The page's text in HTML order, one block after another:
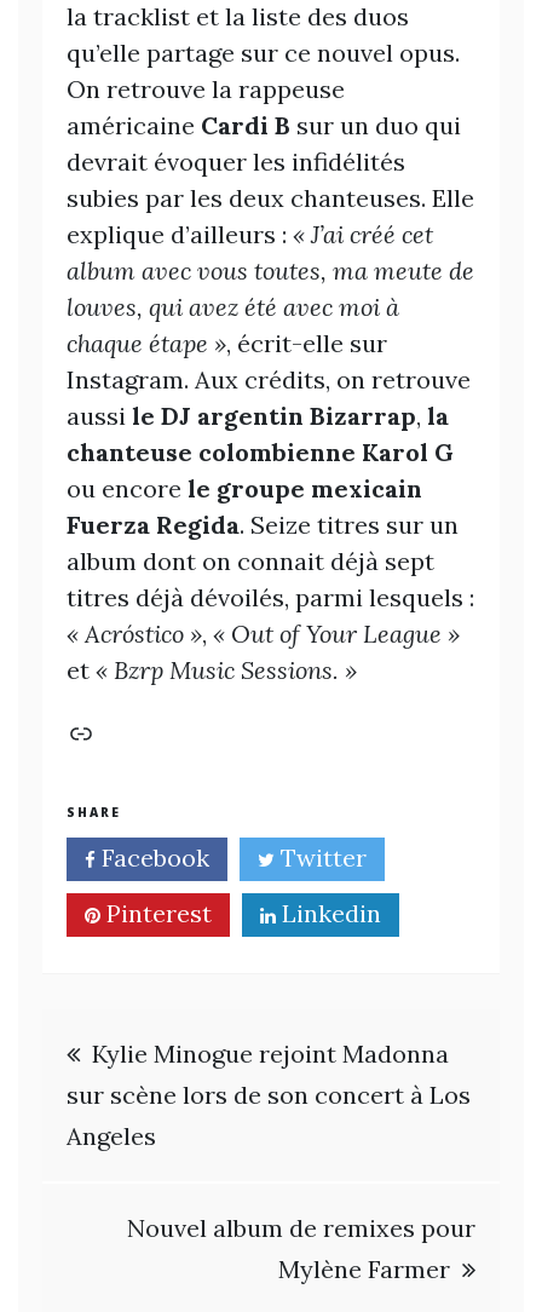
la tracklist et la liste des duos
qu’elle partage sur ce nouvel opus.
On retrouve la rappeuse
américaine Cardi B sur un duo qui
devrait évoquer les infidélités
subies par les deux chanteuses. Elle
explique d’ailleurs : « J’ai créé cet
album avec vous toutes, ma meute de
louves, qui avez été avec moi à
chaque étape », écrit-elle sur
Instagram. Aux crédits, on retrouve
aussi le DJ argentin Bizarrap, la
chanteuse colombienne Karol G
ou encore le groupe mexicain
Fuerza Regida. Seize titres sur un
album dont on connait déjà sept
titres déjà dévoilés, parmi lesquels :
« Acróstico », « Out of Your League »
et « Bzrp Music Sessions. »
Lien
SHARE
Facebook
Twitter
Pinterest
Linkedin
Navigation
de
Kylie Minogue rejoint Madonna
sur scène lors de son concert à Los
Angeles
Nouvel album de remixes pour
Mylène Farmer